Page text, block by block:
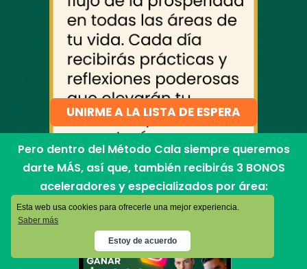
Esta web usa cookies para ofrecerle una mejor experiencia.
Saber más
Estoy de acuerdo
UNIRME A LA LISTA DE ESPERA
Pero dentro del Método Cala siempre queremos
darte MÁS, así que, también recibirás 3 BONOS
aceleradores y especializados por área: